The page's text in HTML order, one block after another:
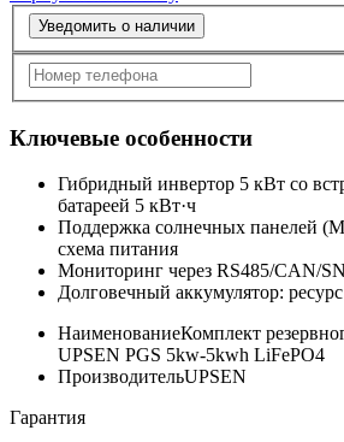
Уведомить о наличии
Ключевые особенности
Гибридный инвертор 5 кВт со
батареей 5 кВт·ч
Поддержка солнечных панелей
схема питания
Мониторинг через RS485/CAN/
Долговечный аккумулятор:
НаименованиеКомплект
UPSEN PGS 5kw-5kwh LiFePO4
ПроизводительUPSEN
Гарантия